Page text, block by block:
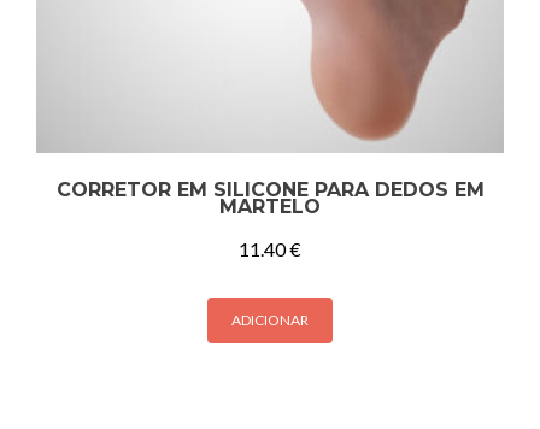
CORRETOR EM SILICONE PARA DEDOS EM
MARTELO
11.40€
ADICIONAR